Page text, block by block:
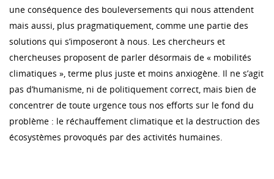
une conséquence des bouleversements qui nous attendent
mais aussi, plus pragmatiquement, comme une partie des
solutions qui s’imposeront à nous. Les chercheurs et
chercheuses proposent de parler désormais de « mobilités
climatiques », terme plus juste et moins anxiogène. Il ne s’agit
pas d’humanisme, ni de politiquement correct, mais bien de
concentrer de toute urgence tous nos efforts sur le fond du
problème : le réchauffement climatique et la destruction des
écosystèmes provoqués par des activités humaines.